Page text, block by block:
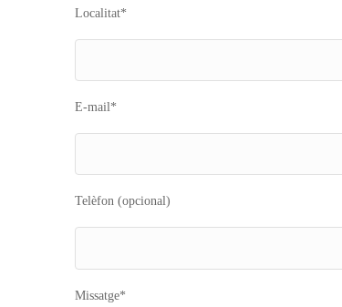
Localitat*
E-mail*
Telèfon (opcional)
Missatge*